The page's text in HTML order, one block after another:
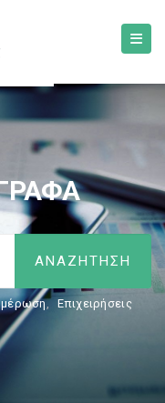
, Επιχειρήσεις